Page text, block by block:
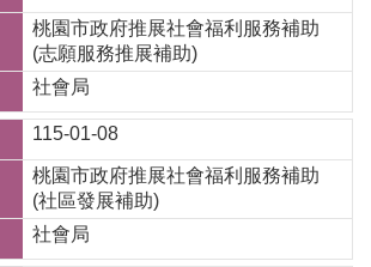
桃園市政府推展社會福利服務補助
(志願服務推展補助)
社會局
115-01-08
桃園市政府推展社會福利服務補助
(社區發展補助)
社會局